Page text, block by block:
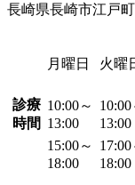
長崎県長崎市江戸町
月曜日 火曜
診療
時間
10:00～
13:00
10:00
13:00
15:00～
18:00
17:00
18:00